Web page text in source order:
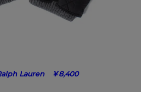
Lauren ￥8,400